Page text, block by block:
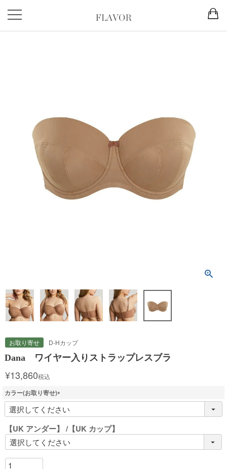
お取り寄せ D-Hカップ
Dana ワイヤー入りストラップレスブラ
¥13,860税込
カラー(お取り寄せ)
(
必
)
【UK アンダー】 【UK カップ】